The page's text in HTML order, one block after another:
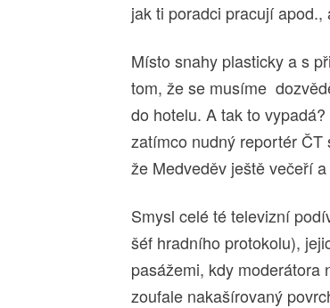
jak ti poradci pracují apod.,
Místo snahy plasticky a s
tom, že se musíme
do hotelu. A tak to
zatímco nudný reportér
že Medveděv ještě večeří
Smysl celé té televizní
šéf hradního protokolu),
pasážemi, kdy moderátora
zoufale nakašírovaný